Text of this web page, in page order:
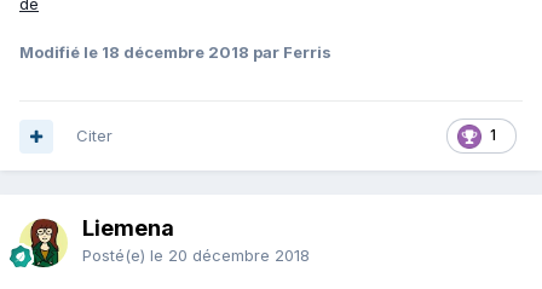
de
Modifié le 18 décembre 2018 par Ferris
1
Citer
Liemena
Posté(e) le 20 décembre 2018